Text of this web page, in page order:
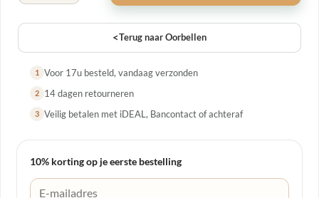
<Terug naar Oorbellen
1 Voor 17u besteld, vandaag verzonden
2 14 dagen retourneren
3 Veilig betalen met iDEAL, Bancontact of achteraf
10% korting op je eerste bestelling